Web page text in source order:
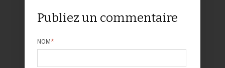
Publiez un commentaire
NOM*